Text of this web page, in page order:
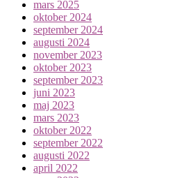
mars 2025
oktober 2024
september 2024
augusti 2024
november 2023
oktober 2023
september 2023
juni 2023
maj 2023
mars 2023
oktober 2022
september 2022
augusti 2022
april 2022